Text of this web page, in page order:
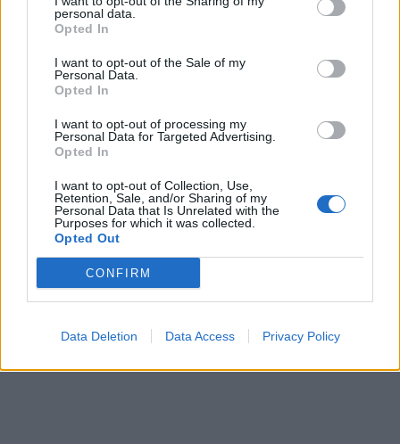
personal data.
Opted In
I want to opt-out of the Sale of my
Personal Data.
Opted In
I want to opt-out of processing my
Personal Data for Targeted Advertising.
Opted In
I want to opt-out of Collection, Use,
Retention, Sale, and/or Sharing of my
Personal Data that Is Unrelated with the
Purposes for which it was collected.
Opted Out
CONFIRM
Data Deletion Data Access Privacy Policy
In evidenza